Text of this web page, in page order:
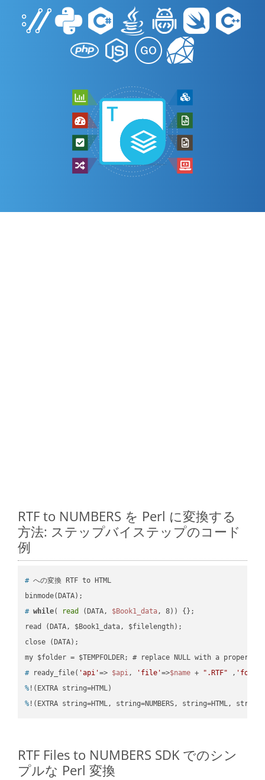
RTF to NUMBERS を Perl に変換する
方法: ステップバイステップのコード
例
# への変換 RTF to HTML
# while( read (DATA, $Book1_data, 8)) {};
read (DATA, $Book1_data, $filelength);
close (DATA);
# ready_file( 'api'=> $api, 'file'=>$name + ".RTF" ,
% !(EXTRA string=HTML)
% !(EXTRA string=HTML, string=NUMBERS, string=HTML,
RTF Files to NUMBERS SDK でのシン
プルな Perl 変換